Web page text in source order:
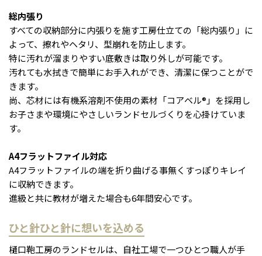
総内張り
すべての収納部分に内張りを施す工房仕立ての「総内張り」に
よって、擦れやヘタリ、型崩れを防止します。
特に汚れが溜まりやすい底敷きは取り外しが可能です。
汚れても水拭きで簡単にお手入れができ、清潔に保つことがで
きます。
尚、芯材には有機系溶剤不使用の素材「コアベル®」を採用し
お子さまや環境にやさしいランドセルづくりを心掛けていま
す。
A4フラットファイル対応
A4フラットファイルの端を折り曲げる事無くすっぽりキレイ
に収納できます。
進級と共に教材が増えた場合も6年間安心です。
ひと針ひと針に想いを込める
樋口鞄工房のランドセルは、自社工場で一つひとつ職人が手